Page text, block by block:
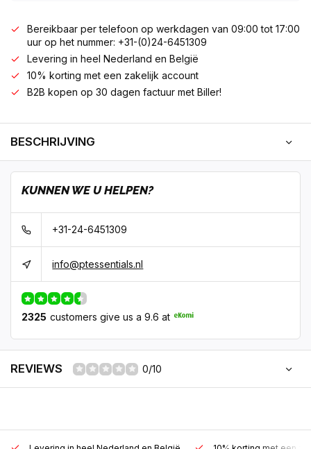
Bereikbaar per telefoon op werkdagen van 09:00 tot 17:00
uur op het nummer: +31-(0)24-6451309
Levering in heel Nederland en België
10% korting met een zakelijk account
B2B kopen op 30 dagen factuur met Biller!
BESCHRIJVING
KUNNEN WE U HELPEN?
+31-24-6451309
info@ptessentials.nl
2325 customers give us a 9.6 at
REVIEWS 0/10